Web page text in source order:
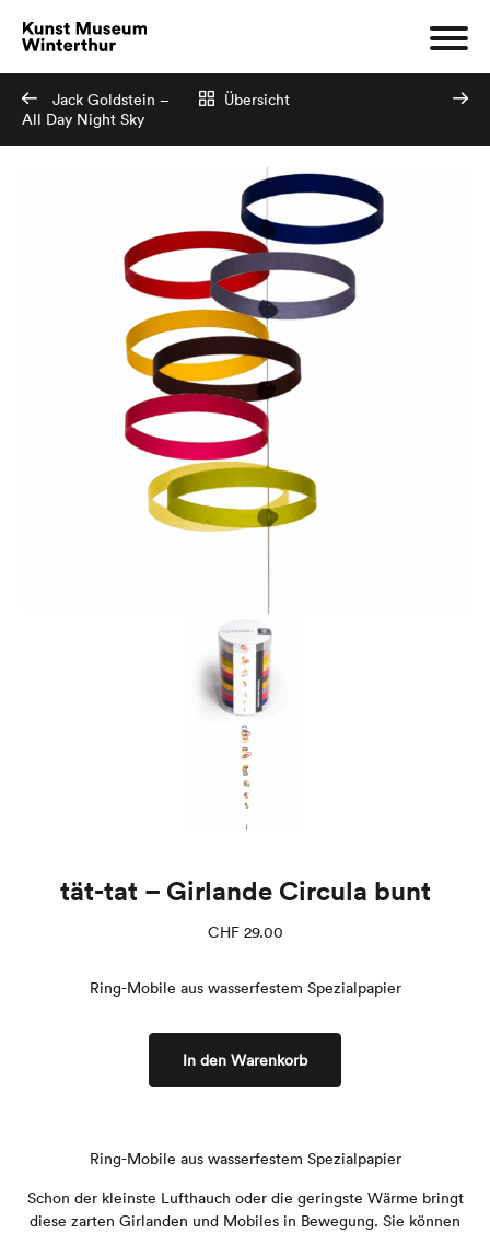
Jack Goldstein –
All Day Night Sky
Übersicht
tät-tat – Girlande Circula bunt
CHF29.00
Ring-Mobile aus wasserfestem Spezialpapier
In den Warenkorb
Ring-Mobile aus wasserfestem Spezialpapier
Schon der kleinste Lufthauch oder die geringste Wärme bringt
diese zarten Girlanden und Mobiles in Bewegung. Sie können